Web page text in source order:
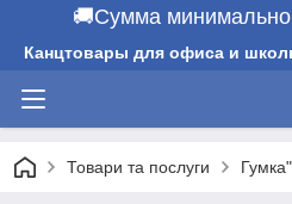
🚚Сумма
Канцтовары для офиса и
Товари та послуги